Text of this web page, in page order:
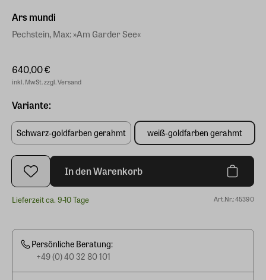
Ars mundi
Pechstein, Max: »Am Garder See«
640,00 €
inkl. MwSt. zzgl. Versand
Variante:
Schwarz-goldfarben gerahmt weiß-goldfarben gerahmt
In den Warenkorb
Lieferzeit ca. 9-10 Tage Art.Nr.: 45390
Persönliche Beratung:
+49 (0) 40 32 80 101